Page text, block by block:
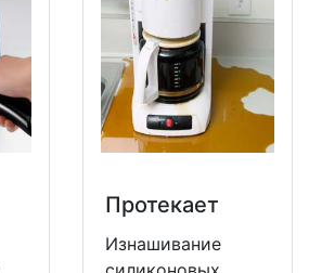
Протекает
Изнашивание